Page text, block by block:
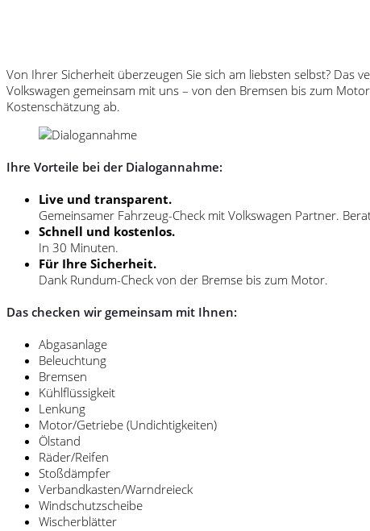
Von Ihrer Sicherheit überzeugen Sie sich am liebsten selbst? Das
Volkswagen gemeinsam mit uns – von den Bremsen bis zum
Kostenschätzung ab.
Ihre Vorteile bei der Dialogannahme:
Live und transparent.
Gemeinsamer Fahrzeug-Check mit Volkswagen Partner.
Schnell und kostenlos.
In 30 Minuten.
Für Ihre Sicherheit.
Dank Rundum-Check von der Bremse bis zum Motor.
Das checken wir gemeinsam mit Ihnen:
Abgasanlage
Beleuchtung
Bremsen
Kühlflüssigkeit
Lenkung
Motor/Getriebe (Undichtigkeiten)
Ölstand
Räder/Reifen
Stoßdämpfer
Verbandkasten/Warndreieck
Windschutzscheibe
Wischerblätter